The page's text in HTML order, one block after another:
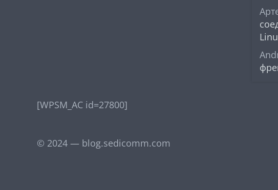
[WPSM_AC id=27800]
© 2024 — blog.sedicomm.com